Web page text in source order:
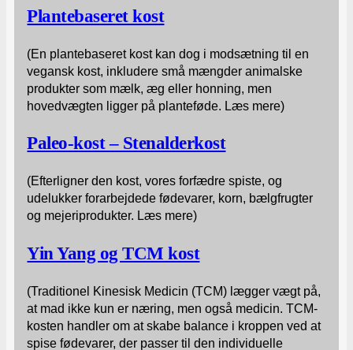
Plantebaseret kost
(En plantebaseret kost kan dog i modsætning til en
vegansk kost, inkludere små mængder animalske
produkter som mælk, æg eller honning, men
hovedvægten ligger på planteføde. Læs mere)
Paleo-kost – Stenalderkost
(Efterligner den kost, vores forfædre spiste, og
udelukker forarbejdede fødevarer, korn, bælgfrugter
og mejeriprodukter. Læs mere)
Yin Yang og TCM kost
(Traditionel Kinesisk Medicin (TCM) lægger vægt på,
at mad ikke kun er næring, men også medicin. TCM-
kosten handler om at skabe balance i kroppen ved at
spise fødevarer, der passer til den individuelle